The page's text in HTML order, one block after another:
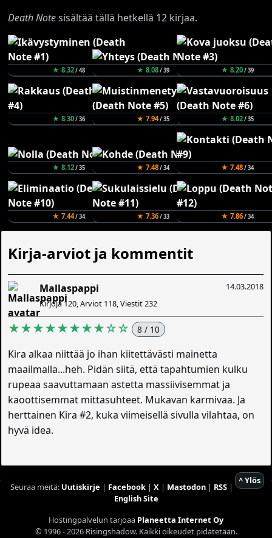
Death Notesisältää tällä hetkellä 12 kirjaa.
★ 8.32/ 48 ★ 8.08/ 39 ★ 8.20/ 39
★ 8.30/ 36 ★ 7.94/ 35 ★ 8.02/ 35
★ 8.12/ 35 ★ 7.48/ 34 ★ 7.48/ 34
★ 7.44/ 34 ★ 7.36/ 33 ★ 7.86/ 34
Kirja-arviot ja kommentit
14.03.2018
Mallaspappi
Kirjoja 120, Arviot 118, Viestit 232
★★★★★★★★☆☆ 8 / 10
Kira alkaa niittää jo ihan kiitettävästi mainetta
maailmalla...heh. Pidän siitä, että tapahtumien kulku
rupeaa saavuttamaan astetta massiivisemmat ja
kaoottisemmat mittasuhteet. Mukavan karmivaa. Ja
herttainen Kira #2, kuka viimeisellä sivulla vilahtaa, on
hyvä idea.
^ Ylös
Seuraa meitä: Uutiskirje | Facebook| X| Mastodon| RSS|
English Site
Hostingpalvelun tarjoaa Planeetta Internet Oy
© 1996 - 2026 Risingshadow. Kaikki oikeudet pidätetään.